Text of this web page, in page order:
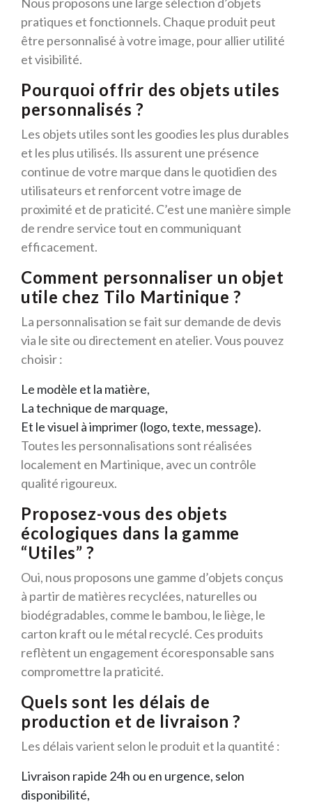
pratiques et fonctionnels. Chaque produit peut
être personnalisé à votre image, pour allier utilité
et visibilité.
Pourquoi offrir des objets utiles
personnalisés ?
Les objets utiles sont les goodies les plus durables
et les plus utilisés. Ils assurent une présence
continue de votre marque dans le quotidien des
utilisateurs et renforcent votre image de
proximité et de praticité. C’est une manière simple
de rendre service tout en communiquant
efficacement.
Comment personnaliser un objet
utile chez Tilo Martinique ?
La personnalisation se fait sur demande de devis
via le site ou directement en atelier. Vous pouvez
choisir :
Le modèle et la matière,
La technique de marquage,
Et le visuel à imprimer (logo, texte, message).
Toutes les personnalisations sont réalisées
localement en Martinique, avec un contrôle
qualité rigoureux.
Proposez-vous des objets
écologiques dans la gamme
“Utiles” ?
Oui, nous proposons une gamme d’objets conçus
à partir de matières recyclées, naturelles ou
biodégradables, comme le bambou, le liège, le
carton kraft ou le métal recyclé. Ces produits
reflètent un engagement écoresponsable sans
compromettre la praticité.
Quels sont les délais de
production et de livraison ?
Les délais varient selon le produit et la quantité :
Livraison rapide 24h ou en urgence, selon
disponibilité,